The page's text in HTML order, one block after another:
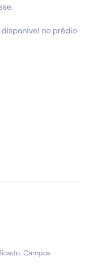
no prédio
Campos